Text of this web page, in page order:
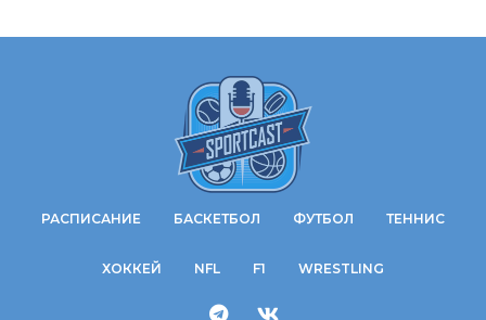
РАСПИСАНИЕ БАСКЕТБОЛ ФУТБОЛ ТЕННИС
ХОККЕЙ NFL F1 WRESTLING